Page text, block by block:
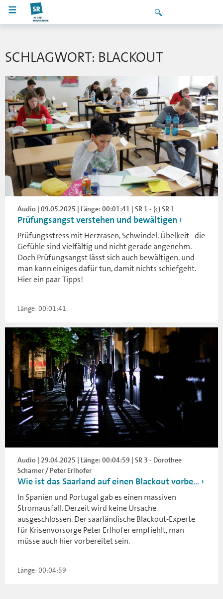
SCHLAGWORT: BLACKOUT
Audio | 09.05.2025 | Länge: 00:01:41 | SR 1 - (c) SR 1
Prüfungsangst verstehen und bewältigen
Prüfungsstress mit Herzrasen, Schwindel, Übelkeit - die
Gefühle sind vielfältig und nicht gerade angenehm.
Doch Prüfungsangst lässt sich auch bewältigen, und
man kann einiges dafür tun, damit nichts schiefgeht.
Hier ein paar Tipps!
Länge: 00:01:41
Audio | 29.04.2025 | Länge: 00:04:59 | SR 3 - Dorothee
Scharner / Peter Erlhofer
Wie ist das Saarland auf einen Blackout vorbe...
In Spanien und Portugal gab es einen massiven
Stromausfall. Derzeit wird keine Ursache
ausgeschlossen. Der saarländische Blackout-Experte
für Krisenvorsorge Peter Erlhofer empfiehlt, man
müsse auch hier vorbereitet sein.
Länge: 00:04:59